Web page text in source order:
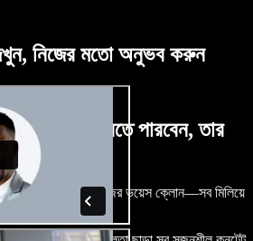
নিজের মতো অনুভব করুন
কী কী করতে পারবেন, তার
অডিও, ভিডিও যোগ, নিজের ভয়েস ক্লোন—সব মিলিয়ে
প্রজেক্ট বানান।